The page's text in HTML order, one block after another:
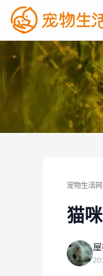
宠物生活网
猫
屋